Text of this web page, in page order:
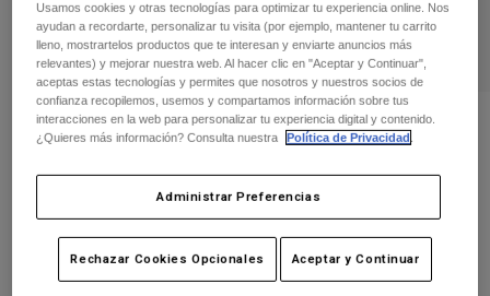
Guantes
Protecciones
Gafas de protección
Calcetines
Accesorios
Recambios
Gafas de protección
Calcetines
Recambios
Camisetas y tops
Sudaderas
Chaquetas
Pantalones
Camisas
Moto
Cascos
Camisetas
Pantalones
Botas
Guantes
Forro polar Youth
N.º de artículo38437-001-YL
Price reduced from
69,99 €to41,99 € 40% OFF
Usamos cookies y otras tecnologías para optimizar tu experiencia online. Nos
ayudan a recordarte, personalizar tu visita (por ejemplo, mantener tu carrito
lleno, mostrartelos productos que te interesan y enviarte anuncios más
relevantes) y mejorar nuestra web. Al hacer clic en "Aceptar y Continuar",
aceptas estas tecnologías y permites que nosotros y nuestros socios de
confianza recopilemos, usemos y compartamos información sobre tus
interacciones en la web para personalizar tu experiencia digital y contenido.
¿Quieres más información? Consulta nuestra
Política de Privacidad
Administrar Preferencias
Rechazar Cookies Opcionales Aceptar y Continuar